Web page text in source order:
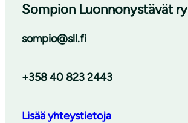
Sompion Luonnonystävät ry
sompio@sll.fi
+358 40 823 2443
Lisää yhteystietoja